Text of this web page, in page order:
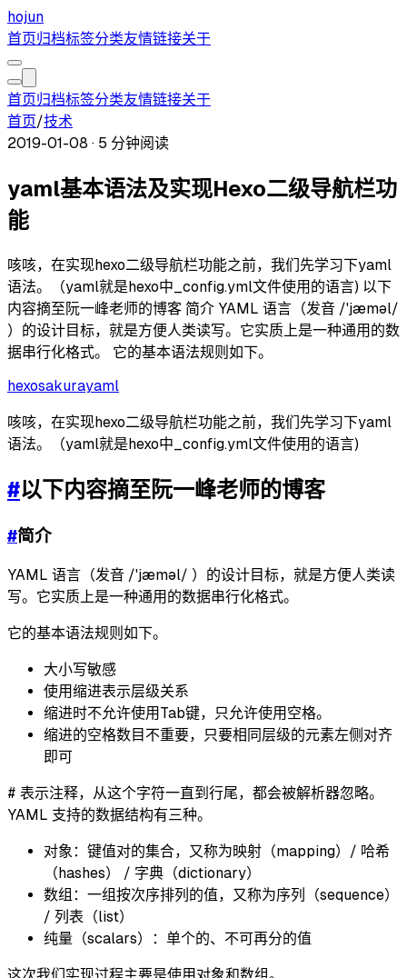
hojun
首页归档标签分类友情链接关于
首页归档标签分类友情链接关于
首页/技术
2019-01-08 · 5 分钟阅读
yaml基本语法及实现Hexo二级导航栏功
能
咳咳，在实现hexo二级导航栏功能之前，我们先学习下yaml
语法。（yaml就是hexo中_config.yml文件使用的语言) 以下
内容摘至阮一峰老师的博客 简介 YAML 语言（发音 /ˈjæməl/
）的设计目标，就是方便人类读写。它实质上是一种通用的数
据串行化格式。 它的基本语法规则如下。
hexosakurayaml
咳咳，在实现hexo二级导航栏功能之前，我们先学习下yaml
语法。（yaml就是hexo中_config.yml文件使用的语言)
#以下内容摘至阮一峰老师的博客
#简介
YAML 语言（发音 /ˈjæməl/ ）的设计目标，就是方便人类读
写。它实质上是一种通用的数据串行化格式。
它的基本语法规则如下。
大小写敏感
使用缩进表示层级关系
缩进时不允许使用Tab键，只允许使用空格。
缩进的空格数目不重要，只要相同层级的元素左侧对齐
即可
# 表示注释，从这个字符一直到行尾，都会被解析器忽略。
YAML 支持的数据结构有三种。
对象：键值对的集合，又称为映射（mapping）/ 哈希
（hashes） / 字典（dictionary）
数组：一组按次序排列的值，又称为序列（sequence）
/ 列表（list）
纯量（scalars）：单个的、不可再分的值